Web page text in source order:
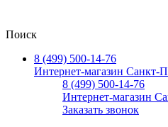
Поиск
8 (499) 500-14-76
Интернет-магазин Санкт-
8 (499) 500-14-76
Интернет-магазин
Заказать звонок